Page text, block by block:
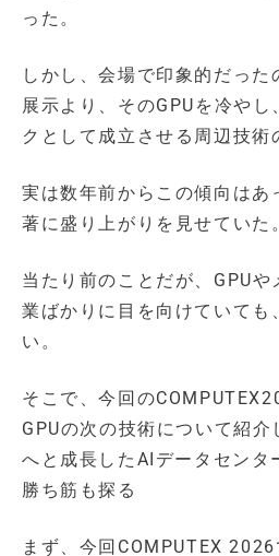
った。
しかし、会場で印象的だった
展示より、そのGPUを冷や
クとして成立させる周辺技術
実は数年前からこの傾向はあ
著に盛り上がりを見せていた。
当たり前のことだが、GPU
業ばかりに目を向けていても
い。
そこで、今回の
GPUの次の技術について紹介
へと成長したAIデータセンタ
勝ち筋も探る
まず、今回COMPUTEX